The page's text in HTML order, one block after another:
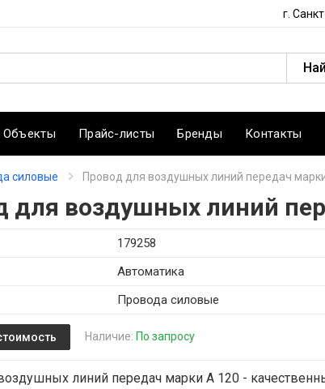
г.
Объекты Прайс-листы Бренды Контакты
силовые Провод для воздушных линий передач
для воздушных линий
179258
Автоматика
Провода силовые
Наличие: По запросу
линий передач марки А 120 -